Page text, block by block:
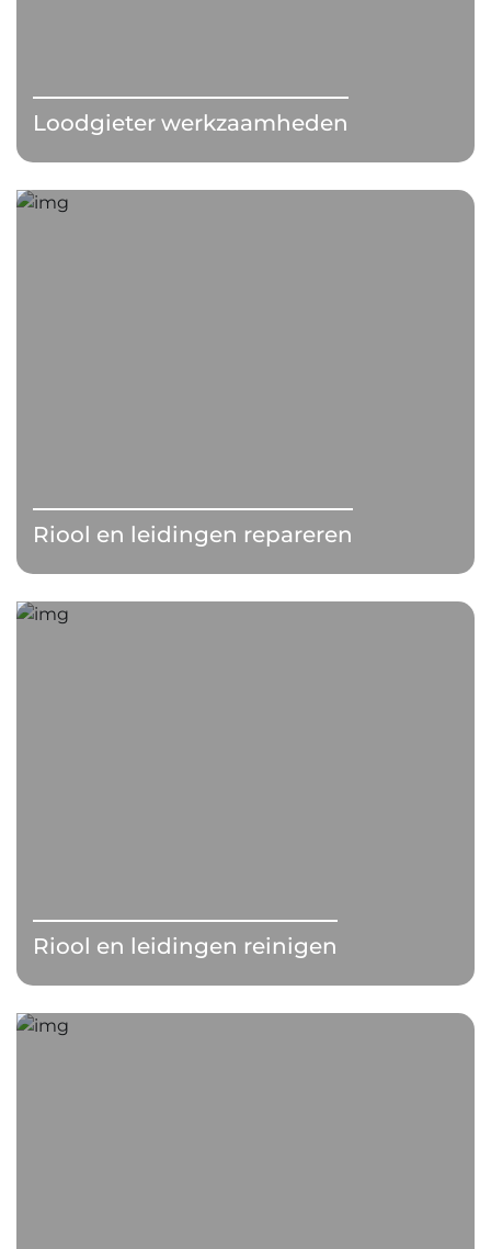
Loodgieter werkzaamheden
Riool en leidingen repareren
Riool en leidingen reinigen